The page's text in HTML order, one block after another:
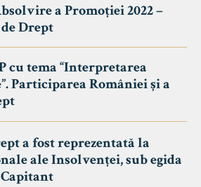
a Promoției 2022 –
Drept
cu tema “Interpretarea
Participarea României și a
a fost reprezentată la
ale Insolvenței, sub egida